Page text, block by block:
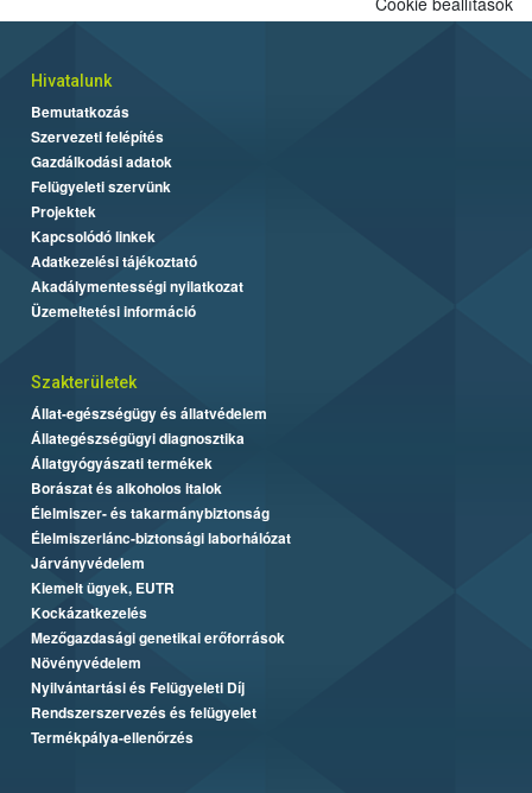
Hivatalunk
Bemutatkozás
Szervezeti felépítés
Gazdálkodási adatok
Felügyeleti szervünk
Projektek
Kapcsolódó linkek
Adatkezelési tájékoztató
Akadálymentességi nyilatkozat
Üzemeltetési információ
Szakterületek
Állat-egészségügy és állatvédelem
Állategészségügyi diagnosztika
Állatgyógyászati termékek
Borászat és alkoholos italok
Élelmiszer- és takarmánybiztonság
Élelmiszerlánc-biztonsági laborhálózat
Járványvédelem
Kiemelt ügyek, EUTR
Kockázatkezelés
Mezőgazdasági genetikai erőforrások
Növényvédelem
Nyilvántartási és Felügyeleti Díj
Rendszerszervezés és felügyelet
Termékpálya-ellenőrzés